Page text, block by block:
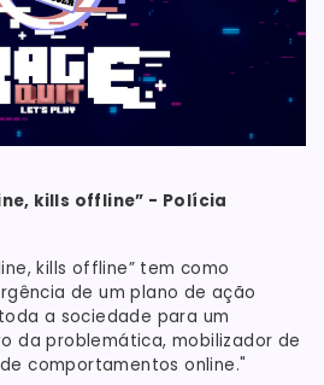
kills offline” - Polícia
kills offline” tem como
de um plano de ação
a sociedade para um
da problemática, mobilizador de
comportamentos online."